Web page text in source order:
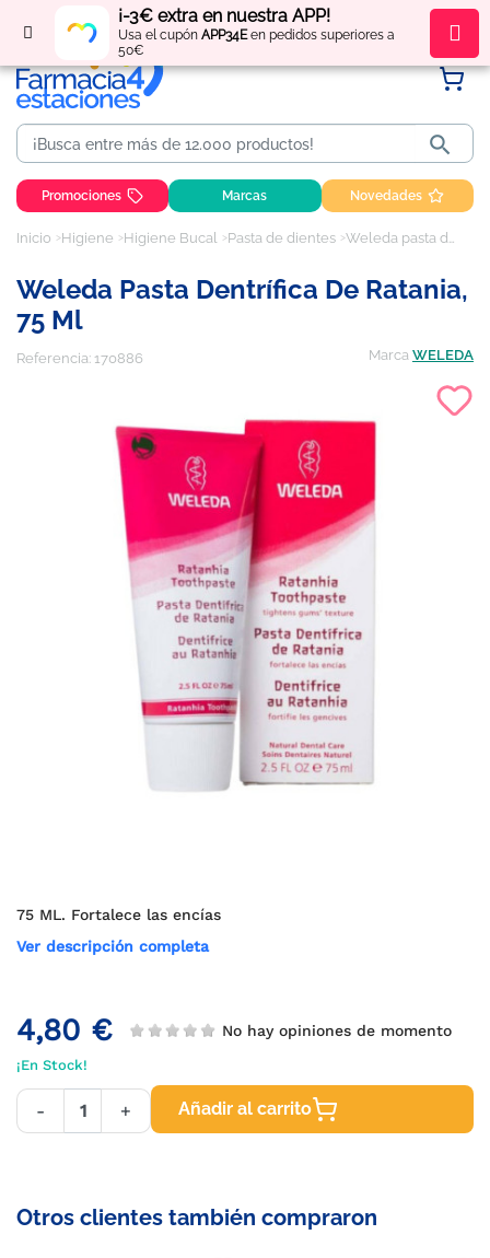
¡-3€ extra en nuestra APP!
Usa el cupón APP34Een pedidos superiores a
50€
Regístratey obténpuntos por tus compras

Promociones Marcas Novedades
Inicio Higiene Higiene Bucal Pasta de dientes Weleda pasta dentrífica de ratania, 75 ml
Weleda Pasta Dentrífica De Ratania,
75 Ml
Referencia: 170886 Marca WELEDA
75 ML. Fortalece las encías
Ver descripción completa
4,80 € No hay opiniones de momento
¡En Stock!
- + Añadir al carrito
Otros clientes también compraron